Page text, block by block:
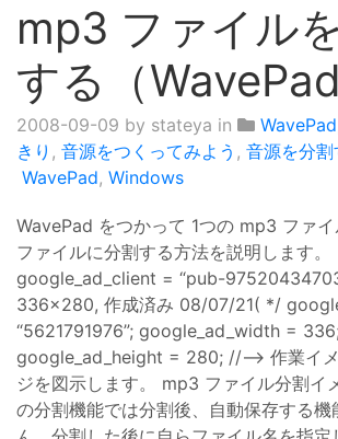
mp3 ファイル
する（WavePad
2008-09-09 by stateya in WavePad
きり , 音源をつくってみよう , 音源を分割
WavePad, Windows
WavePad をつかって 1つの mp3 ファ
ファイルに分割する方法を説明します。
google_ad_client = “pub-
336x280, 作成済み 08/07/21( */
“5621791976”; google_ad_width =
google_ad_height = 280; //–> 作業イ
ジを図示します。 mp3 ファイル分割イ
の分割機能では分割後、自動保存する